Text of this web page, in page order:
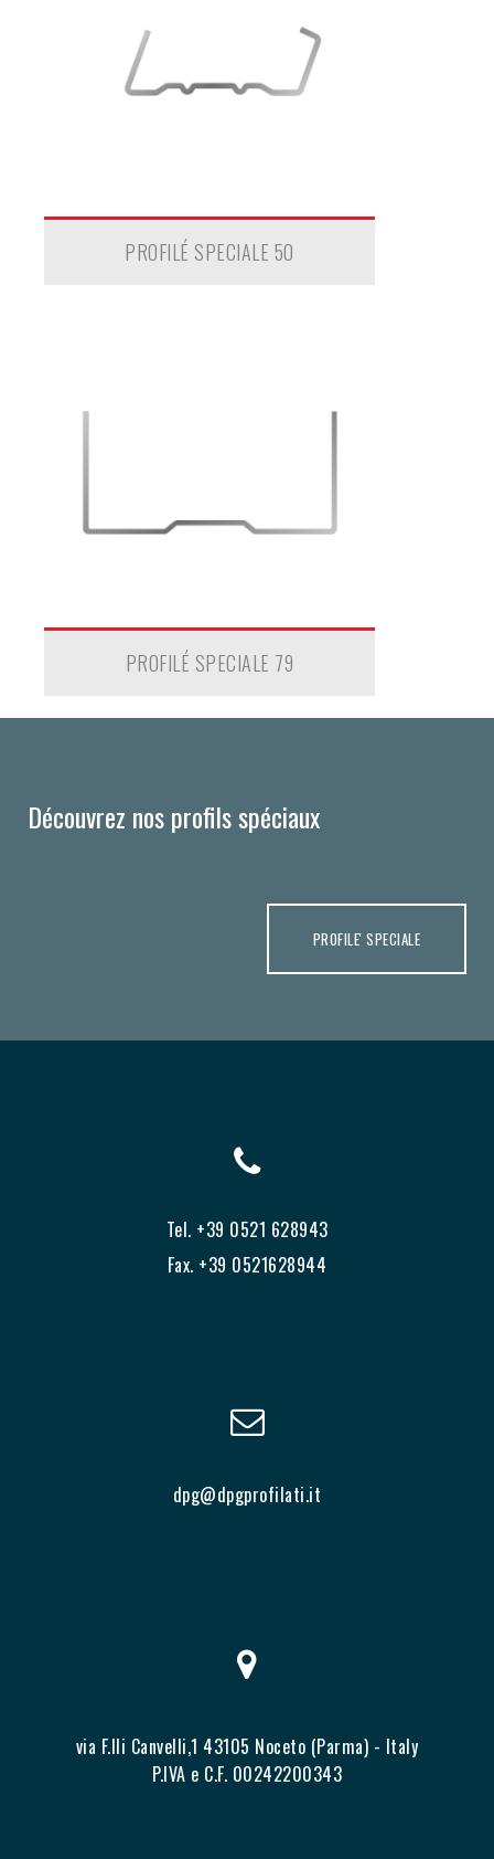
PROFILÉ SPECIALE 50
PROFILÉ SPECIALE 79
Découvrez nos profils spéciaux
PROFILE' SPECIALE
Tel. +39 0521 628943
Fax. +39 0521628944
dpg@dpgprofilati.it
via F.lli Canvelli,1 43105 Noceto (Parma) - Italy
P.IVA e C.F. 00242200343